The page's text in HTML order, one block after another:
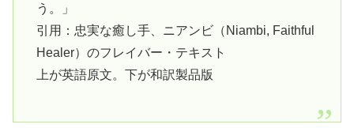
う。」
引用：忠実な癒し手、ニアンビ（Niambi, Faithful
Healer）のフレイバー・テキスト
上が英語原文。下が和訳製品版